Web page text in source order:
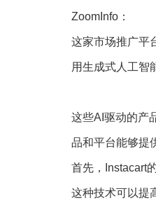
ZoomInfo：
这家市场推广平
用生成式人工智
这些AI驱动的产
品和平台能够提
首先，Instacart
这种技术可以提